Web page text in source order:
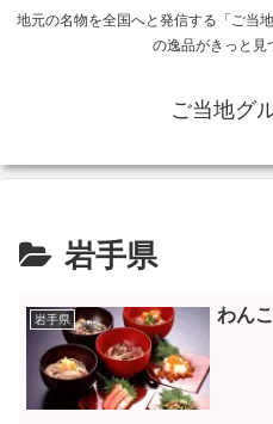
地元の名物を全国へと発信する「ご当
の逸品がきっと見
ご当地グ
岩手県
岩手県 わん